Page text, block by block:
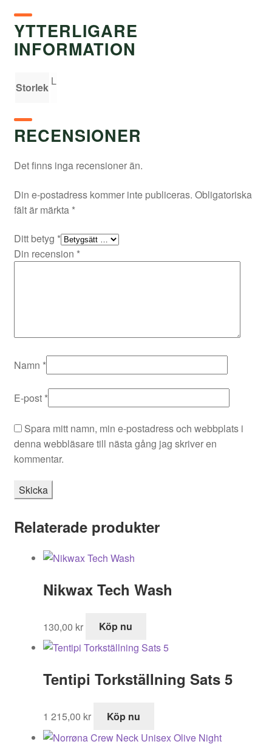
YTTERLIGARE
INFORMATION
Storlek L
RECENSIONER
Det finns inga recensioner än.
Din e-postadress kommer inte publiceras. Obligatoriska
fält är märkta *
Ditt betyg *
Din recension *
Namn *
E-post *
Spara mitt namn, min e-postadress och webbplats i
denna webbläsare till nästa gång jag skriver en
kommentar.
Relaterade produkter
Nikwax Tech Wash
130,00 kr Köp nu
Tentipi Torkställning Sats 5
1 215,00 kr Köp nu